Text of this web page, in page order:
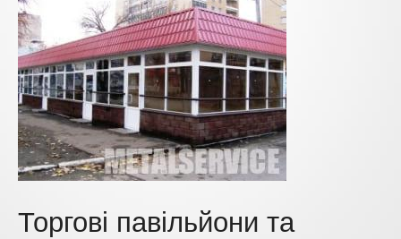
Торгові павільйони та